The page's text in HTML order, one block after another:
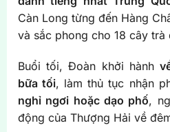
Càn Long từng đến Hàng
và sắc phong cho 18 cây trà
Buổi tối, Đoàn khởi hành
bữa tối, làm thủ tục nhận
nghỉ ngơi hoặc dạo phố,
động của Thượng Hải về